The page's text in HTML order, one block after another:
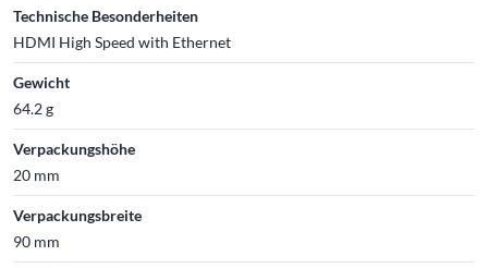
Technische Besonderheiten
HDMI High Speed with Ethernet
Gewicht
64.2 g
Verpackungshöhe
20 mm
Verpackungsbreite
90 mm